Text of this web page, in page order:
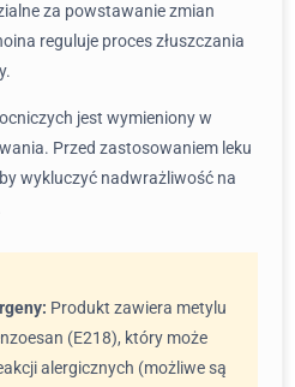
za powstawanie zmian
reguluje proces złuszczania
jest wymieniony w
Przed zastosowaniem leku
wykluczyć nadwrażliwość na
Produkt zawiera metylu
(E218), który może
alergicznych (możliwe są